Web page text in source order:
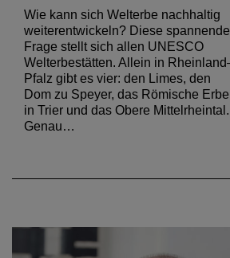
Wie kann sich Welterbe nachhaltig
weiterentwickeln? Diese spannende
Frage stellt sich allen UNESCO
Welterbestätten. Allein in
Pfalz gibt es vier: den Limes, den
Dom zu Speyer, das Römische Erbe
in Trier und das Obere Mittelrheintal.
Genau…